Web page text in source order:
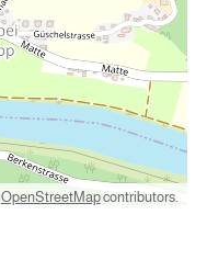
OpenStreetMapcontributors.